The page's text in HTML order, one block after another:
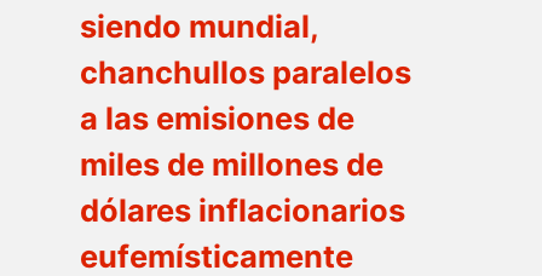
siendo mundial,
chanchullos paralelos
a las emisiones de
miles de millones de
dólares inflacionarios
eufemísticamente